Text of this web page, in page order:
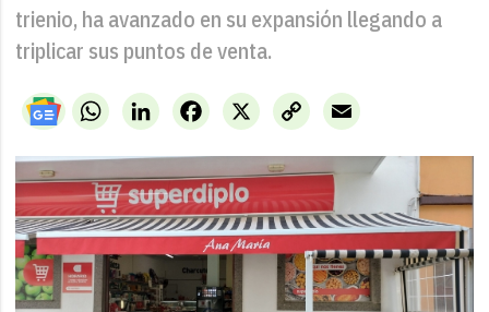
trienio, ha avanzado en su expansión llegando a
triplicar sus puntos de venta.
WhatsAppLinkedIn X
Facebook
Copy
Link
Email